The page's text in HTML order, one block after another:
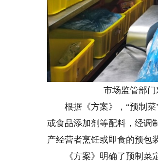
市场监管部门对
根据《方案》，“预制菜”
或食品添加剂等配料，经调
产经营者烹饪或即食的预包
《方案》明确了预制菜定